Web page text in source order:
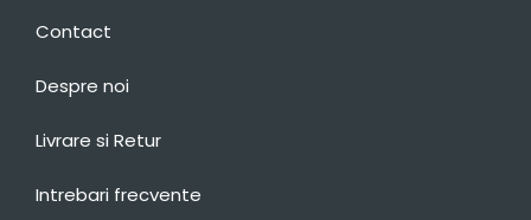
Contact
Despre noi
Livrare si Retur
Intrebari frecvente